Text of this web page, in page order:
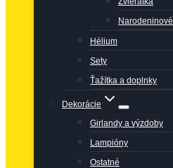
Narodeninové
Hélium
Sety
Ťažítka a doplnky
Dekorácie
Girlandy a výzdoby
Lampióny
Ostatné